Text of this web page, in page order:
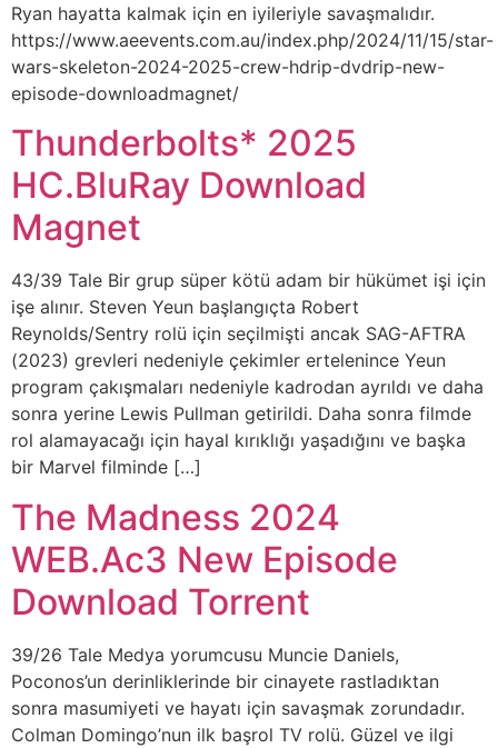
Ryan hayatta kalmak için en iyileriyle savaşmalıdır.
https://www.aeevents.com.au/index.php/2024/11/15/star-
wars-skeleton-2024-2025-crew-hdrip-dvdrip-new-
episode-downloadmagnet/
Thunderbolts* 2025
HC.BluRay Download
Magnet
43/39 Tale Bir grup süper kötü adam bir hükümet işi için
işe alınır. Steven Yeun başlangıçta Robert
Reynolds/Sentry rolü için seçilmişti ancak SAG-AFTRA
(2023) grevleri nedeniyle çekimler ertelenince Yeun
program çakışmaları nedeniyle kadrodan ayrıldı ve daha
sonra yerine Lewis Pullman getirildi. Daha sonra filmde
rol alamayacağı için hayal kırıklığı yaşadığını ve başka
bir Marvel filminde […]
The Madness 2024
WEB.Ac3 New Episode
Download Torrent
39/26 Tale Medya yorumcusu Muncie Daniels,
Poconos’un derinliklerinde bir cinayete rastladıktan
sonra masumiyeti ve hayatı için savaşmak zorundadır.
Colman Domingo’nun ilk başrol TV rolü. Güzel ve ilgi